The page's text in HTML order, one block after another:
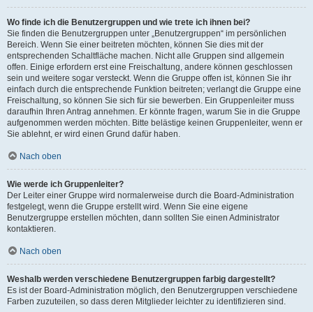
Wo finde ich die Benutzergruppen und wie trete ich ihnen bei?
Sie finden die Benutzergruppen unter „Benutzergruppen“ im persönlichen
Bereich. Wenn Sie einer beitreten möchten, können Sie dies mit der
entsprechenden Schaltfläche machen. Nicht alle Gruppen sind allgemein
offen. Einige erfordern erst eine Freischaltung, andere können geschlossen
sein und weitere sogar versteckt. Wenn die Gruppe offen ist, können Sie ihr
einfach durch die entsprechende Funktion beitreten; verlangt die Gruppe eine
Freischaltung, so können Sie sich für sie bewerben. Ein Gruppenleiter muss
daraufhin Ihren Antrag annehmen. Er könnte fragen, warum Sie in die Gruppe
aufgenommen werden möchten. Bitte belästige keinen Gruppenleiter, wenn er
Sie ablehnt, er wird einen Grund dafür haben.
Nach oben
Wie werde ich Gruppenleiter?
Der Leiter einer Gruppe wird normalerweise durch die Board-Administration
festgelegt, wenn die Gruppe erstellt wird. Wenn Sie eine eigene
Benutzergruppe erstellen möchten, dann sollten Sie einen Administrator
kontaktieren.
Nach oben
Weshalb werden verschiedene Benutzergruppen farbig dargestellt?
Es ist der Board-Administration möglich, den Benutzergruppen verschiedene
Farben zuzuteilen, so dass deren Mitglieder leichter zu identifizieren sind.